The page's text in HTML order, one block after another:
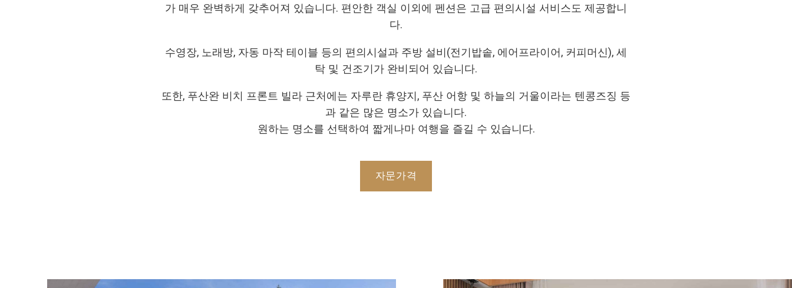
가 매우 완벽하게 갖추어져 있습니다. 편안한 객실 이외에 펜션은 고급 편의시설 서비스도 제공합니
다.
수영장, 노래방, 자동 마작 테이블 등의 편의시설과 주방 설비(전기밥솥, 에어프라이어, 커피머신), 세
탁 및 건조기가 완비되어 있습니다.
또한, 푸산완 비치 프론트 빌라 근처에는 자루란 휴양지, 푸산 어항 및 하늘의 거울이라는 텐콩즈징 등
과 같은 많은 명소가 있습니다.
원하는 명소를 선택하여 짧게나마 여행을 즐길 수 있습니다.
자문가격